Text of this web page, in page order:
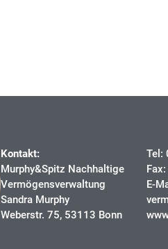
Kontakt:
Murphy&Spitz Nachhaltige
Vermögensverwaltung
Sandra Murphy
Weberstr. 75, 53113 Bonn
Tel:
E-